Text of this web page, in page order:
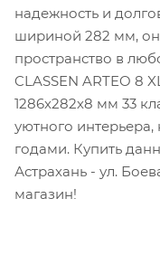
надежность и
шириной 282 мм, он
пространство в
CLASSEN ARTEO 8
1286х282х8 мм 33
уютного интерьера,
годами. Купить
Астрахань - ул.
магазин!